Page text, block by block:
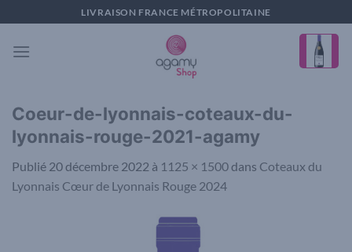
au
contenu
LIVRAISON FRANCE MÉTROPOLITAINE
Coeur-de-lyonnais-coteaux-du-
lyonnais-rouge-2021-agamy
Publié 20 décembre 2022 à 1125 × 1500 dans Coteaux du
Lyonnais Cœur de Lyonnais Rouge 2024